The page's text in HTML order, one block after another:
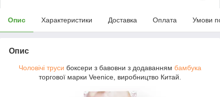
Опис Характеристики Доставка Оплата Умови
Опис
Чоловічі труси боксери з бавовни з додаванням бамбука
торгової марки Veenice, виробництво Китай.